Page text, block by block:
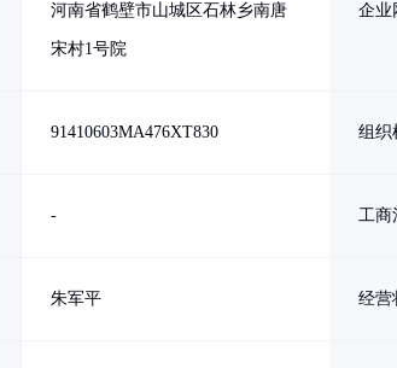
河南省鹤壁市山城区石林乡南唐
宋村1号院
企业
91410603MA476XT830 组织
- 工商
朱军平 经营